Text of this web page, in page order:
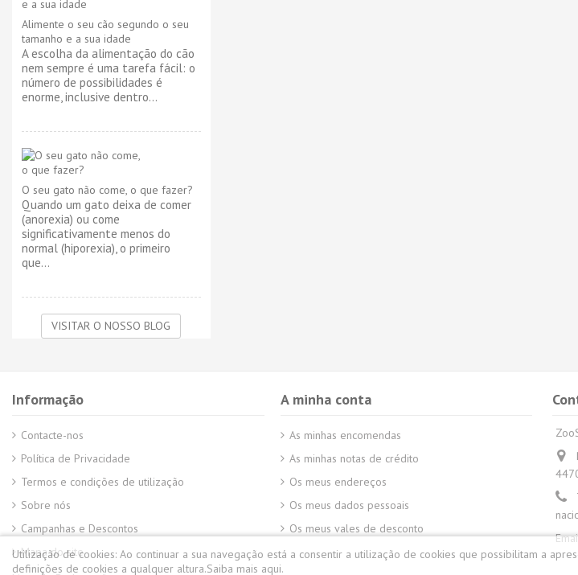
Alimente o seu cão segundo o seu
tamanho e a sua idade
A escolha da alimentação do cão
nem sempre é uma tarefa fácil: o
número de possibilidades é
enorme, inclusive dentro...
O seu gato não come, o que fazer?
Quando um gato deixa de comer
(anorexia) ou come
significativamente menos do
normal (hiporexia), o primeiro
que...
VISITAR O NOSSO BLOG
Informação
Contacte-nos
Política de Privacidade
Termos e condições de utilização
Sobre nós
Campanhas e Descontos
Mapa do site
A minha conta
As minhas encomendas
As minhas notas de crédito
Os meus endereços
Os meus dados pessoais
Os meus vales de desconto
Utilização de cookies: Ao continuar a sua navegação está a consentir a utilização de cookies que possibilitam a
definições de cookies a qualquer altura.Saiba mais aqui.